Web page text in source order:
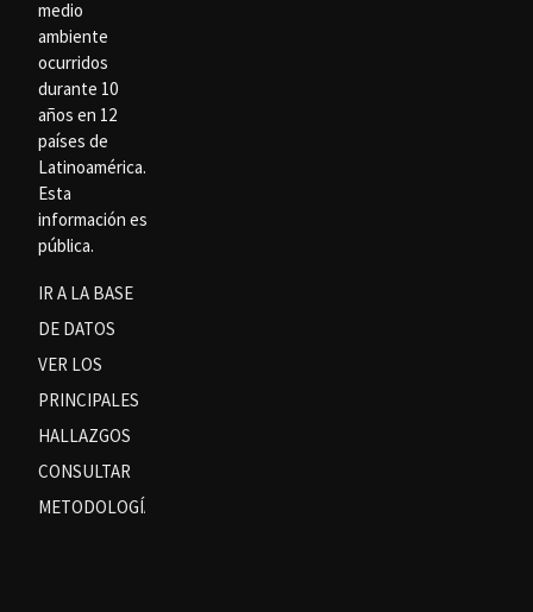
medio
ambiente
ocurridos
durante 10
años en 12
países de
Latinoamérica.
Esta
información es
pública.
IR A LA BASE
DE DATOS
VER LOS
PRINCIPALES
HALLAZGOS
CONSULTAR
METODOLOGÍA